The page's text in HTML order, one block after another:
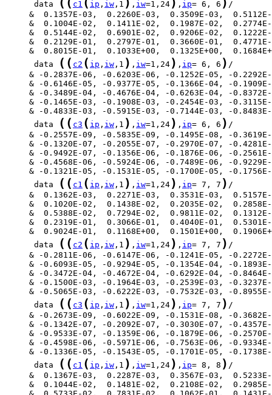
      data
c1 ip , iw ,1 , iw=1,24 , ip= 6, 6
      data
( ( c2 ( ip , iw ,1 ) , iw=1,24 ) , ip= 6, 6 )
      data
( ( c3 ( ip , iw ,1 ) , iw=1,24 ) , ip= 6, 6 )
      data
( ( c1 ( ip , iw ,1 ) , iw=1,24 ) , ip= 7, 7 )
      data
( ( c2 ( ip , iw ,1 ) , iw=1,24 ) , ip= 7, 7 )
      data
( ( c3 ( ip , iw ,1 ) , iw=1,24 ) , ip= 7, 7 )
      data
( ( c1 ( ip , iw ,1 ) , iw=1,24 ) , ip= 8, 8 )